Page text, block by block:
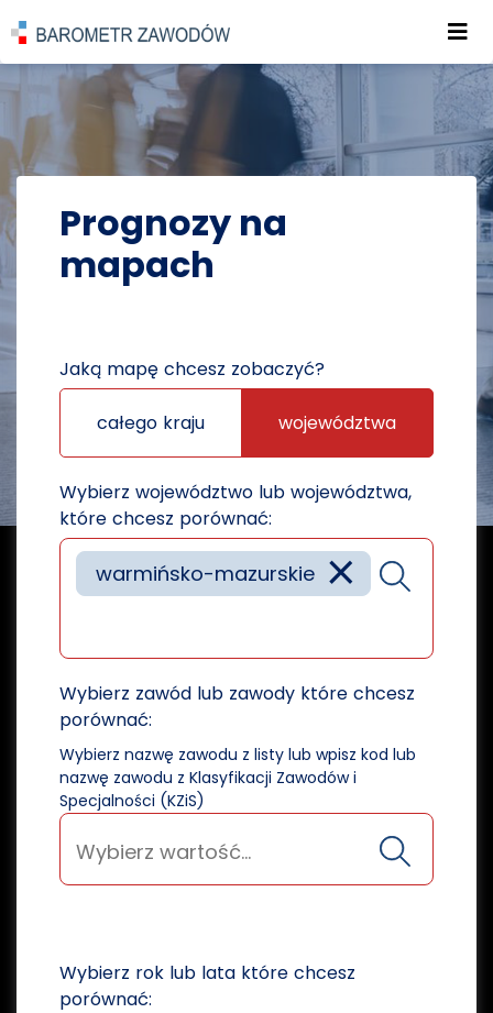
POWRÓT DO STRONY GŁÓWNEJ
PROGNOZY PROGNOZY NA MAPACH
Prognozy na
mapach
Jaką mapę chcesz zobaczyć?
całego kraju województwa
Wybierz województwo lub województwa,
które chcesz porównać:
×
warmińsko-mazurskie
Wybierz zawód lub zawody które chcesz
porównać:
Wybierz nazwę zawodu z listy lub wpisz kod lub
nazwę zawodu z Klasyfikacji Zawodów i
Specjalności (KZiS)
Wybierz rok lub lata które chcesz
porównać: